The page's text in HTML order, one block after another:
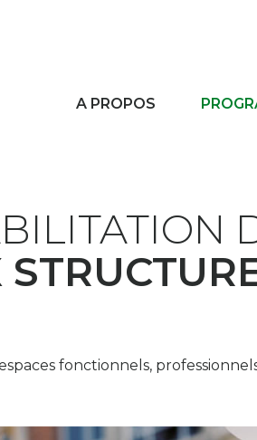
A PROPOS
fonctionnels,